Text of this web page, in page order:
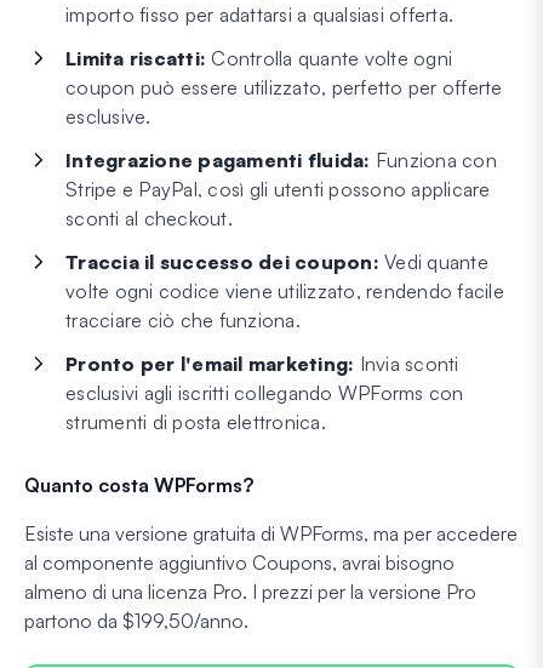
importo fisso per adattarsi a qualsiasi offerta.
Limita riscatti: Controlla quante volte ogni
coupon può essere utilizzato, perfetto per offerte
esclusive.
Integrazione pagamenti fluida: Funziona con
Stripe e PayPal, così gli utenti possono applicare
sconti al checkout.
Traccia il successo dei coupon: Vedi quante
volte ogni codice viene utilizzato, rendendo facile
tracciare ciò che funziona.
Pronto per l'email marketing: Invia sconti
esclusivi agli iscritti collegando WPForms con
strumenti di posta elettronica.
Quanto costa WPForms?
Esiste una versione gratuita di WPForms, ma per accedere
al componente aggiuntivo Coupons, avrai bisogno
almeno di una licenza Pro. I prezzi per la versione Pro
partono da $199,50/anno.